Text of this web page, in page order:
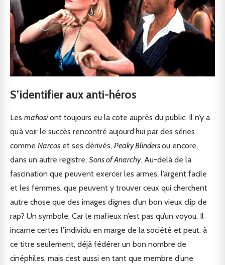
S’identifier aux anti-héros
Les mafiosiont toujours eu la cote auprès du public. Il n’y a
qu’à voir le succès rencontré aujourd’hui par des séries
comme Narcos et ses dérivés, Peaky Blindersou encore,
dans un autre registre, Sons of Anarchy. Au-delà de la
fascination que peuvent exercer les armes, l’argent facile
et les femmes, que peuvent y trouver ceux qui cherchent
autre chose que des images dignes d’un bon vieux clip de
rap? Un symbole. Car le mafieux n’est pas qu’un voyou. Il
incarne certes l’individu en marge de la société et peut, à
ce titre seulement, déjà fédérer un bon nombre de
cinéphiles, mais c’est aussi en tant que membre d’une